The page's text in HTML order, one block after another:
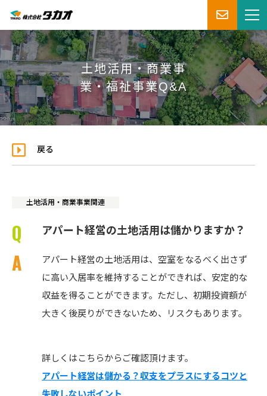
土地活用・商業事
業・福祉事業Q&A
戻る
土地活用・商業事業関連
アパート経営の土地活用は儲かりますか？
アパート経営の土地活用は、空室をなるべく出さず
に高い入居率を維持することができれば、安定的な
収益を得ることができます。ただし、初期投資額が
大きく後戻りができないため、リスクもあります。
詳しくはこちらからご確認頂けます。
アパート経営は儲かる？収支をプラスにするコツと